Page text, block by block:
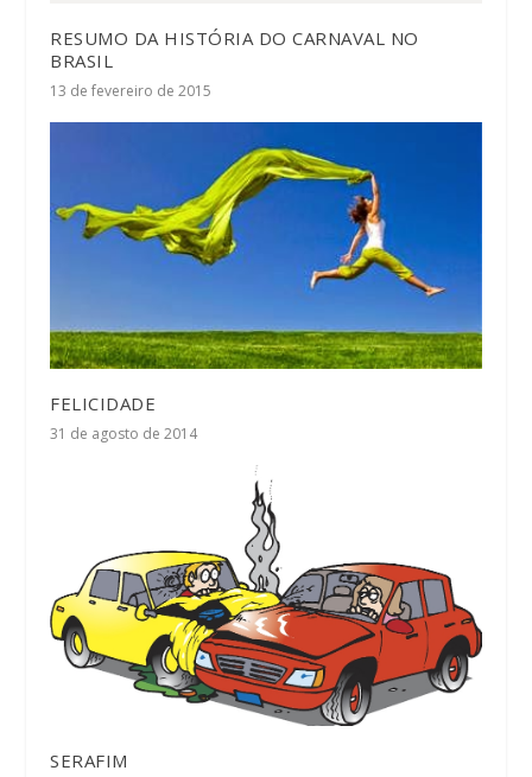
RESUMO DA HISTÓRIA DO CARNAVAL NO
BRASIL
13 de fevereiro de 2015
FELICIDADE
31 de agosto de 2014
SERAFIM